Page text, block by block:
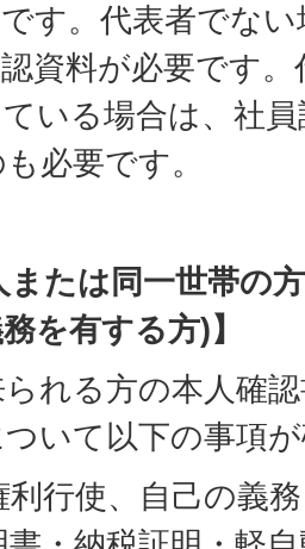
す。代表者でな
資料が必要です
いる場合は、社
必要です。
または同一世帯の
を有する方)】
れる方の本人確
いて以下の事項
利行使、自己の義